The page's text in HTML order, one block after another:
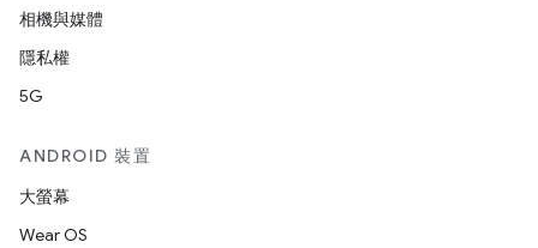
相機與媒體
隱私權
5G
ANDROID 裝置
大螢幕
Wear OS